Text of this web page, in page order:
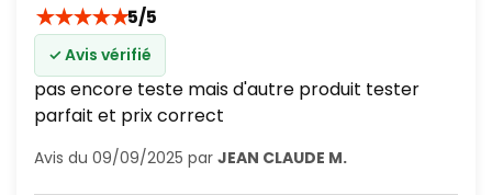
★★★★★5/5
✓ Avis vérifié
pas encore teste mais d'autre produit tester
parfait et prix correct
Avis du 09/09/2025 par JEAN CLAUDE M.